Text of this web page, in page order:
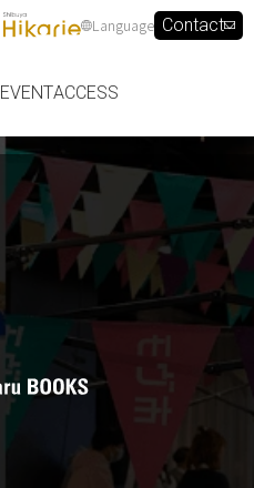
Language Contact
EVENTACCESS